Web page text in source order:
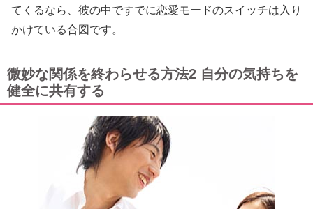
てくるなら、彼の中ですでに恋愛モードのスイッチは入り
かけている合図です。
微妙な関係を終わらせる方法2 自分の気持ちを
健全に共有する